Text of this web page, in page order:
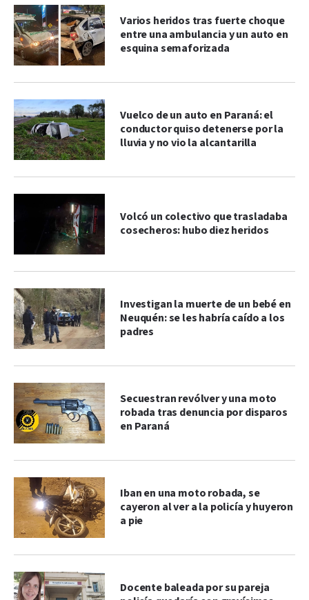
Varios heridos tras fuerte choque
entre una ambulancia y un auto en
esquina semaforizada
Vuelco de un auto en Paraná: el
conductor quiso detenerse por la
lluvia y no vio la alcantarilla
Volcó un colectivo que trasladaba
cosecheros: hubo diez heridos
Investigan la muerte de un bebé en
Neuquén: se les habría caído a los
padres
Secuestran revólver y una moto
robada tras denuncia por disparos
en Paraná
Iban en una moto robada, se
cayeron al ver a la policía y huyeron
a pie
Docente baleada por su pareja